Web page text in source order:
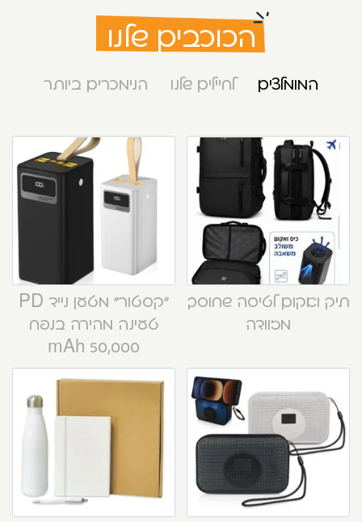
הכוכבים שלנו
המומלצים לחיילים שלנו הנימכרים ביותר
תיק ואקום לטיסה שחוסך
מזוודה
“קסטור” מטען נייד PD
טעינה מהירה בנפח
50,000 mAh